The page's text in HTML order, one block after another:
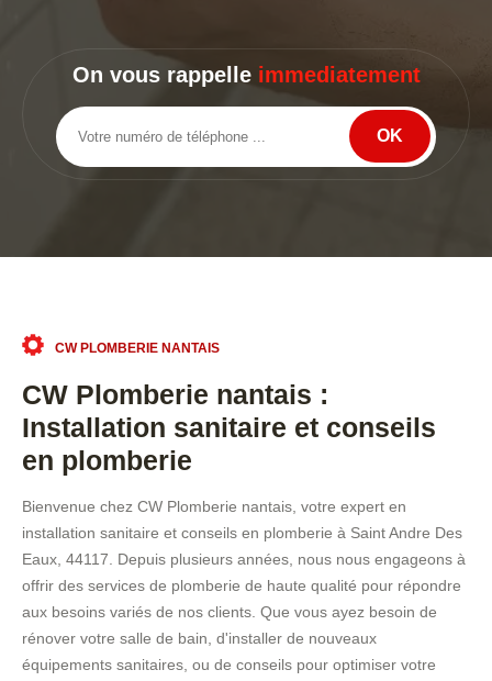
On vous rappelle immediatement
CW PLOMBERIE NANTAIS
CW Plomberie nantais :
Installation sanitaire et conseils
en plomberie
Bienvenue chez CW Plomberie nantais, votre expert en
installation sanitaire et conseils en plomberie à Saint Andre Des
Eaux, 44117. Depuis plusieurs années, nous nous engageons à
offrir des services de plomberie de haute qualité pour répondre
aux besoins variés de nos clients. Que vous ayez besoin de
rénover votre salle de bain, d'installer de nouveaux
équipements sanitaires, ou de conseils pour optimiser votre